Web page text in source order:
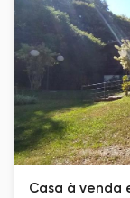
Casa à venda